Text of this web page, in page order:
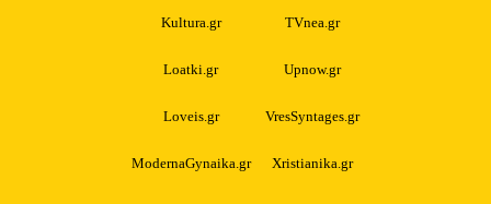
Kultura.gr TVnea.gr
Loatki.gr Upnow.gr
Loveis.gr VresSyntages.gr
ModernaGynaika.gr Xristianika.gr